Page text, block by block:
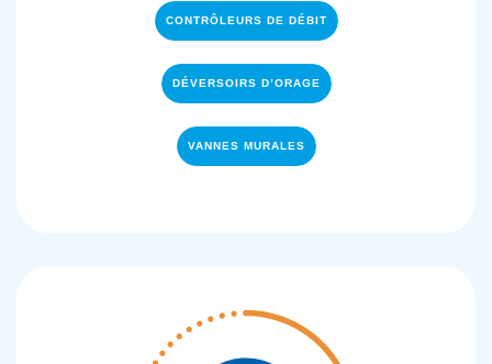
CONTRÔLEURS DE DÉBIT
DÉVERSOIRS D’ORAGE
VANNES MURALES